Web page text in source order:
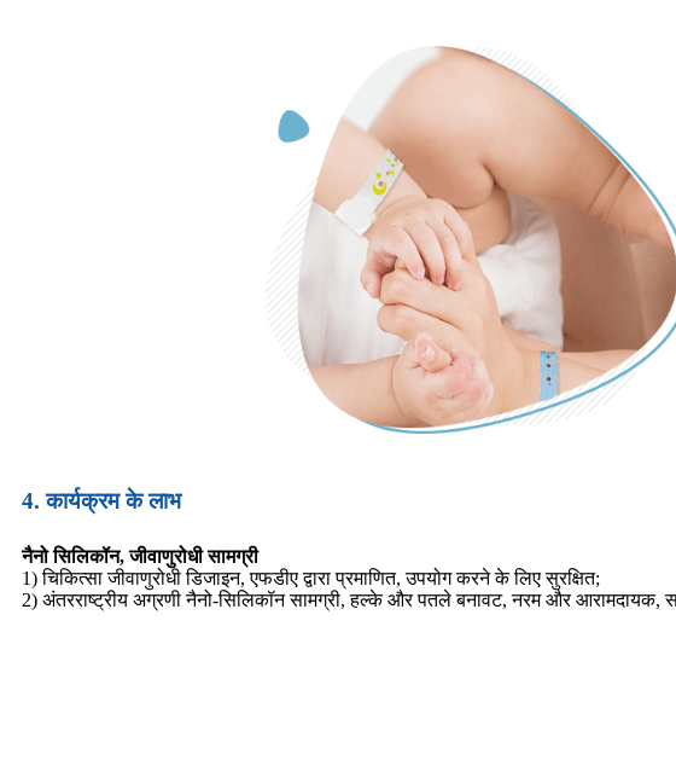
4. कार्यक्रम के लाभ
नैनो सिलिकॉन, जीवाणुरोधी सामग्री
1) चिकित्सा जीवाणुरोधी डिजाइन, एफडीए द्वारा प्रमाणित, उपयोग करने के लिए सुरक्षित;
2) अंतरराष्ट्रीय अग्रणी नैनो-सिलिकॉन सामग्री, हल्के और पतले बनावट, नरम और आरामदायक,